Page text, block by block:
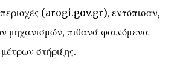
περιοχές (arogi.gov.gr), εντόπισαν,
μηχανισμών, πιθανά φαινόμενα
στήριξης.